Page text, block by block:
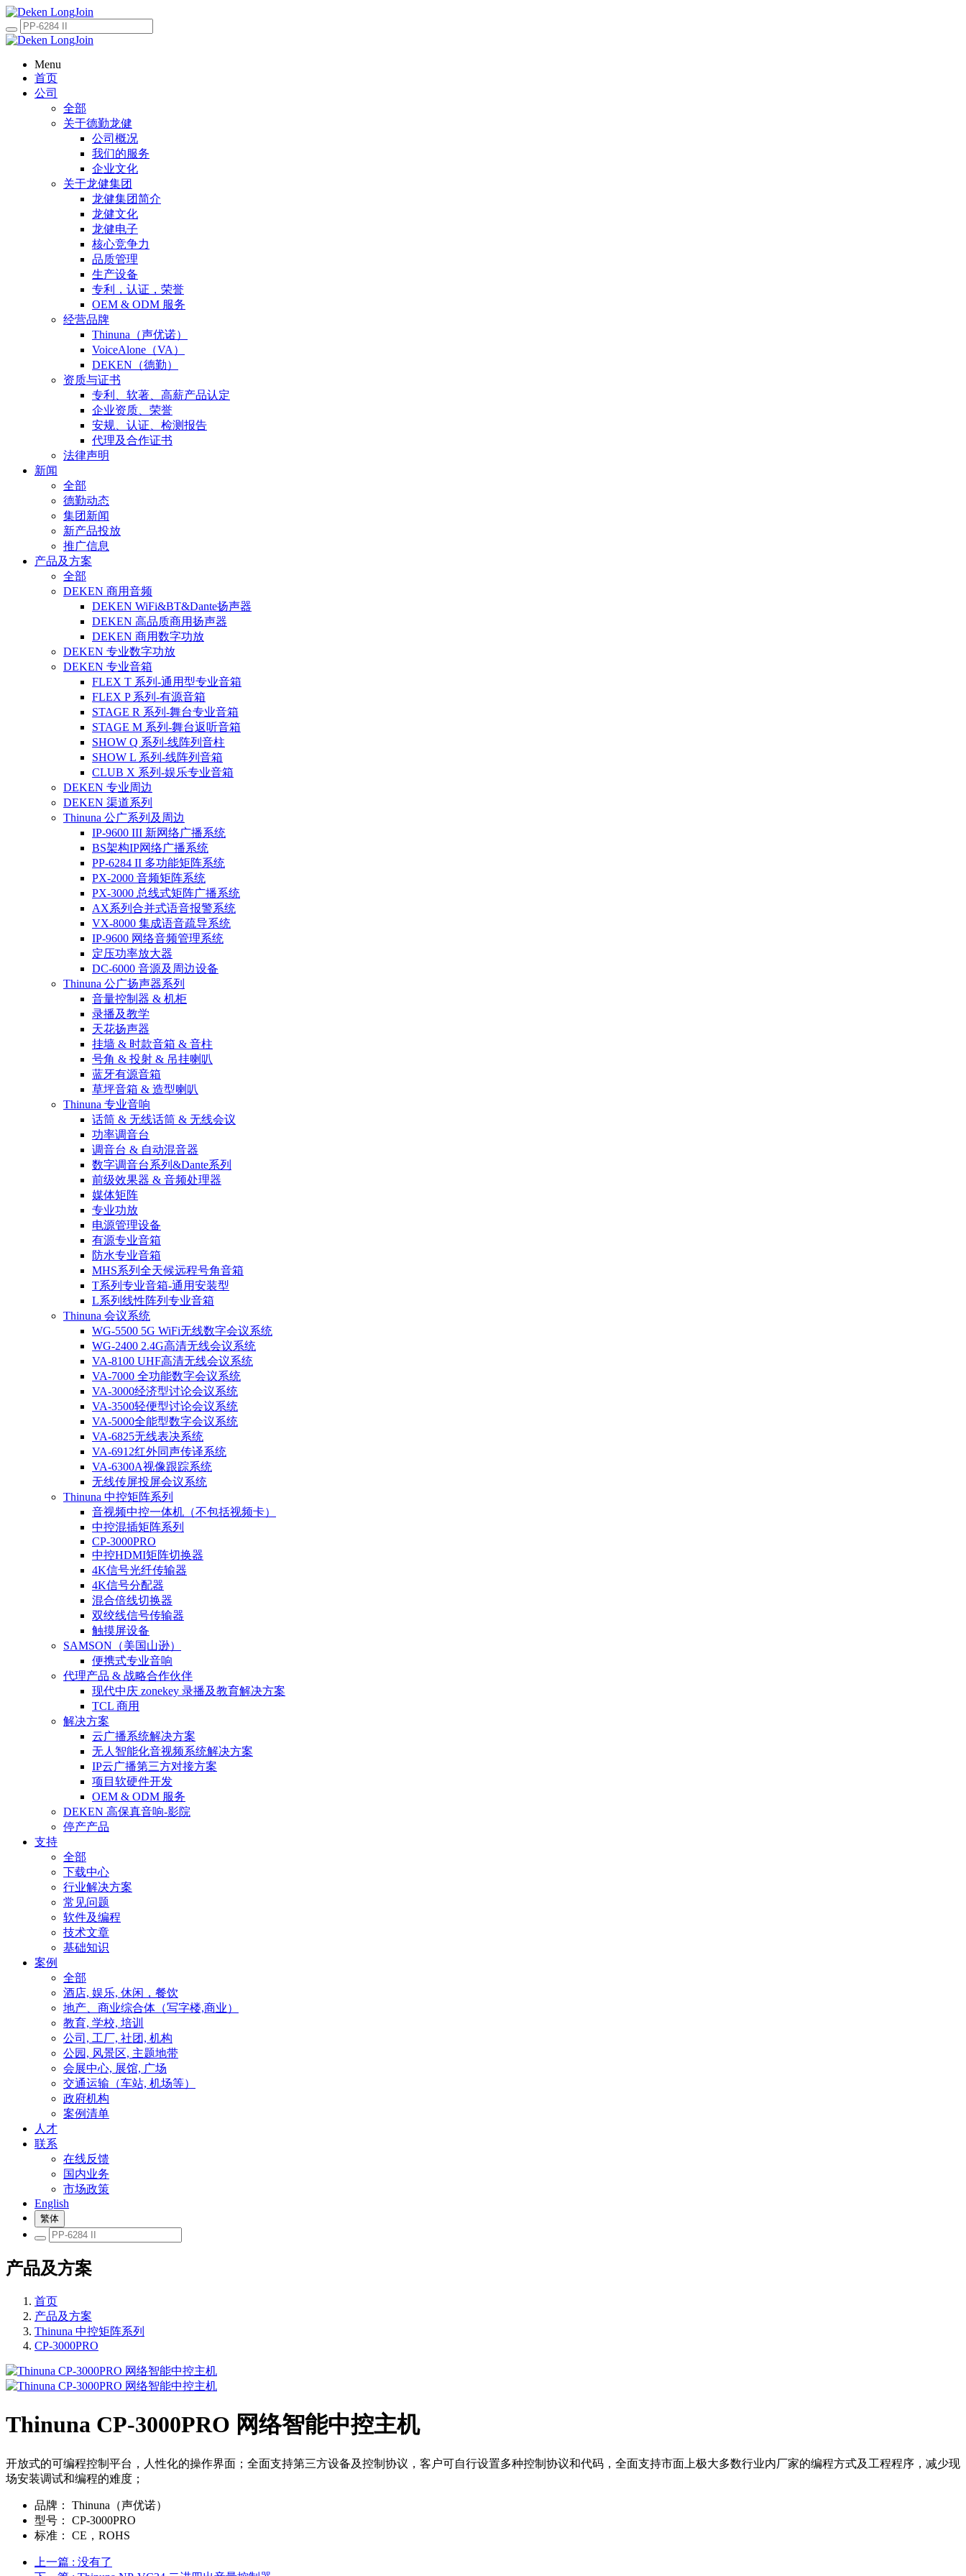
Menu
首页
公司
全部
关于德勤龙健
公司概况
我们的服务
企业文化
关于龙健集团
龙健集团简介
龙健文化
龙健电子
核心竞争力
品质管理
生产设备
专利，认证，荣誉
OEM & ODM 服务
经营品牌
Thinuna（声优诺）
VoiceAlone（VA）
DEKEN（德勤）
资质与证书
专利、软著、高薪产品认定
企业资质、荣誉
安规、认证、检测报告
代理及合作证书
法律声明
新闻
全部
德勤动态
集团新闻
新产品投放
推广信息
产品及方案
全部
DEKEN 商用音频
DEKEN WiFi&BT&Dante扬声器
DEKEN 高品质商用扬声器
DEKEN 商用数字功放
DEKEN 专业数字功放
DEKEN 专业音箱
FLEX T 系列-通用型专业音箱
FLEX P 系列-有源音箱
STAGE R 系列-舞台专业音箱
STAGE M 系列-舞台返听音箱
SHOW Q 系列-线阵列音柱
SHOW L 系列-线阵列音箱
CLUB X 系列-娱乐专业音箱
DEKEN 专业周边
DEKEN 渠道系列
Thinuna 公广系列及周边
IP-9600 III 新网络广播系统
BS架构IP网络广播系统
PP-6284 II 多功能矩阵系统
PX-2000 音频矩阵系统
PX-3000 总线式矩阵广播系统
AX系列合并式语音报警系统
VX-8000 集成语音疏导系统
IP-9600 网络音频管理系统
定压功率放大器
DC-6000 音源及周边设备
Thinuna 公广扬声器系列
音量控制器 & 机柜
录播及教学
天花扬声器
挂墙 & 时款音箱 & 音柱
号角 & 投射 & 吊挂喇叭
蓝牙有源音箱
草坪音箱 & 造型喇叭
Thinuna 专业音响
话筒 & 无线话筒 & 无线会议
功率调音台
调音台 & 自动混音器
数字调音台系列&Dante系列
前级效果器 & 音频处理器
媒体矩阵
专业功放
电源管理设备
有源专业音箱
防水专业音箱
MHS系列全天候远程号角音箱
T系列专业音箱-通用安装型
L系列线性阵列专业音箱
Thinuna 会议系统
WG-5500 5G WiFi无线数字会议系统
WG-2400 2.4G高清无线会议系统
VA-8100 UHF高清无线会议系统
VA-7000 全功能数字会议系统
VA-3000经济型讨论会议系统
VA-3500轻便型讨论会议系统
VA-5000全能型数字会议系统
VA-6825无线表决系统
VA-6912红外同声传译系统
VA-6300A视像跟踪系统
无线传屏投屏会议系统
Thinuna 中控矩阵系列
音视频中控一体机（不包括视频卡）
中控混插矩阵系列
CP-3000PRO
中控HDMI矩阵切换器
4K信号光纤传输器
4K信号分配器
混合倍线切换器
双绞线信号传输器
触摸屏设备
SAMSON（美国山逊）
便携式专业音响
代理产品 & 战略合作伙伴
现代中庆 zonekey 录播及教育解决方案
TCL 商用
解决方案
云广播系统解决方案
无人智能化音视频系统解决方案
IP云广播第三方对接方案
项目软硬件开发
OEM & ODM 服务
DEKEN 高保真音响-影院
停产产品
支持
全部
下载中心
行业解决方案
常见问题
软件及编程
技术文章
基础知识
案例
全部
酒店, 娱乐, 休闲，餐饮
地产、商业综合体（写字楼,商业）
教育, 学校, 培训
公司, 工厂, 社团, 机构
公园, 风景区, 主题地带
会展中心, 展馆, 广场
交通运输（车站, 机场等）
政府机构
案例清单
人才
联系
在线反馈
国内业务
市场政策
English
繁体
产品及方案
首页
产品及方案
Thinuna 中控矩阵系列
CP-3000PRO
Thinuna CP-3000PRO 网络智能中控主机
开放式的可编程控制平台，人性化的操作界面；全面支持第三方设备及控制协议，客户可自行设置多种控制协议和代码，全面支持市面上极大多数行业内厂家的编程方式及工程程序，减少现
场安装调试和编程的难度；
品牌：
Thinuna（声优诺）
型号：
CP-3000PRO
标准：
CE，ROHS
上一篇 : 没有了